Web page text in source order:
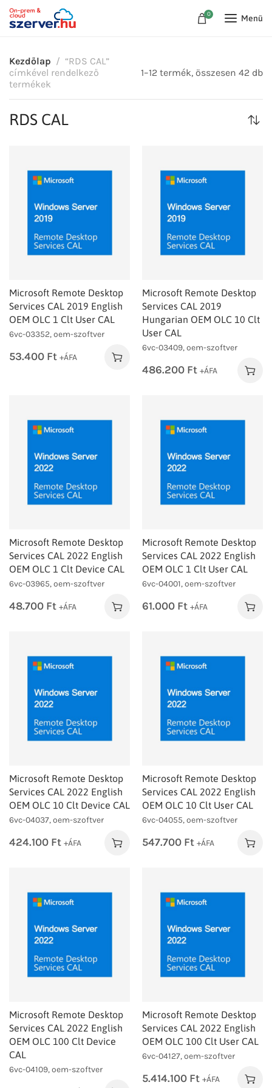
0 Menü
Kezdőlap
“RDS CAL”
címkével rendelkező
termékek
1–12 termék, összesen 42 db
RDS CAL
Microsoft Remote Desktop
Services CAL 2019 English
OEM OLC 1 Clt User CAL
6vc-03352, oem-szoftver
53.400 Ft +ÁFA
Microsoft Remote Desktop
Services CAL 2019
Hungarian OEM OLC 10 Clt
User CAL
6vc-03409, oem-szoftver
486.200 Ft +ÁFA
Microsoft Remote Desktop
Services CAL 2022 English
OEM OLC 1 Clt Device CAL
6vc-03965, oem-szoftver
48.700 Ft +ÁFA
Microsoft Remote Desktop
Services CAL 2022 English
OEM OLC 1 Clt User CAL
6vc-04001, oem-szoftver
61.000 Ft +ÁFA
Microsoft Remote Desktop
Services CAL 2022 English
OEM OLC 10 Clt Device CAL
6vc-04037, oem-szoftver
424.100 Ft +ÁFA
Microsoft Remote Desktop
Services CAL 2022 English
OEM OLC 10 Clt User CAL
6vc-04055, oem-szoftver
547.700 Ft +ÁFA
Microsoft Remote Desktop
Services CAL 2022 English
OEM OLC 100 Clt Device
CAL
6vc-04109, oem-szoftver
Microsoft Remote Desktop
Services CAL 2022 English
OEM OLC 100 Clt User CAL
6vc-04127, oem-szoftver
5.414.100 Ft +ÁFA